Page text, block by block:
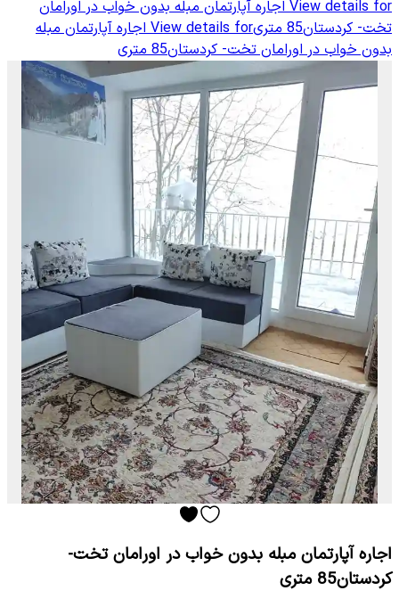
View details for اجاره آپارتمان مبله بدون خواب در اورامان
تخت- کردستان85 متری
View details for اجاره آپارتمان مبله
بدون خواب در اورامان تخت- کردستان85 متری
اجاره آپارتمان مبله بدون خواب در اورامان تخت-
کردستان85 متری